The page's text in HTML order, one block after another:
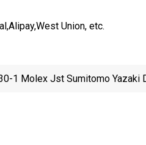
Union, etc.
1 Molex Jst Sumitomo Yazaki